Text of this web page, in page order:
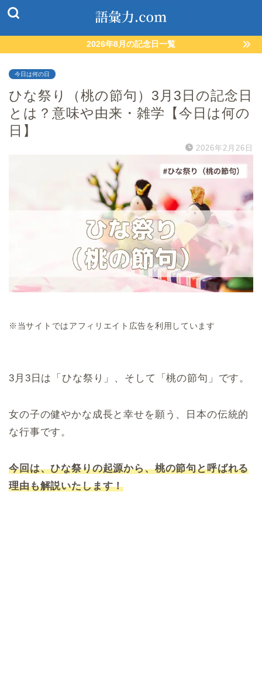
2026年8月の記念日一覧
今日は何の日
ひな祭り（桃の節句）3月3日の記念日
とは？意味や由来・雑学【今日は何の
日】
2026年2月26日
※当サイトではアフィリエイト広告を利用しています
3月3日は「ひな祭り」、そして「桃の節句」です。
女の子の健やかな成長と幸せを願う、日本の伝統的
な行事です。
今回は、ひな祭りの起源から、桃の節句と呼ばれる
理由も解説いたします！